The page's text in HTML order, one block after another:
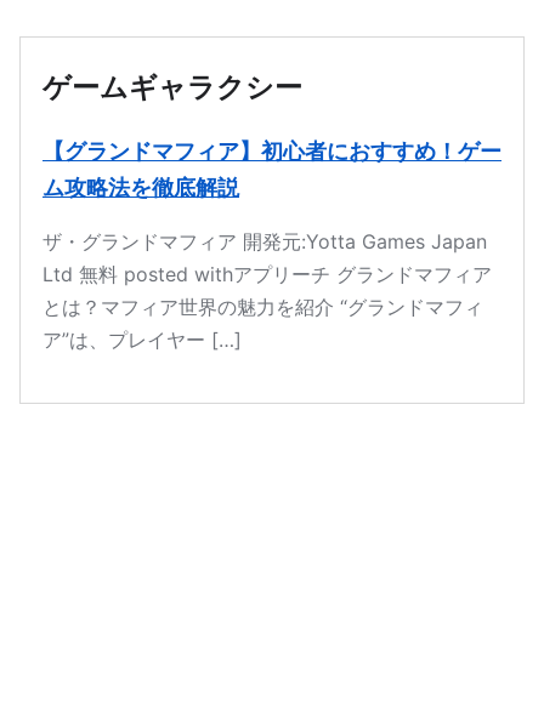
ゲームギャラクシー
【グランドマフィア】初心者におすすめ！ゲー
ム攻略法を徹底解説
ザ・グランドマフィア 開発元:Yotta Games Japan
Ltd 無料 posted withアプリーチ グランドマフィア
とは？マフィア世界の魅力を紹介 “グランドマフィ
ア”は、プレイヤー […]